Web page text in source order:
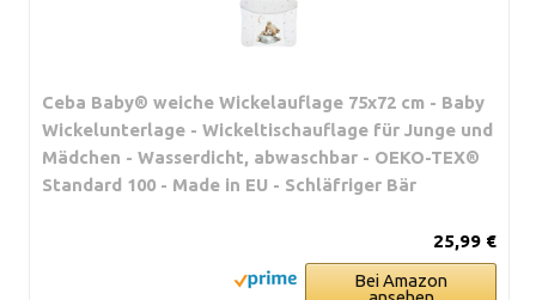
Ceba Baby® weiche Wickelauflage 75x72 cm - Baby
Wickelunterlage - Wickeltischauflage für Junge und
Mädchen - Wasserdicht, abwaschbar - OEKO-TEX®
Standard 100 - Made in EU - Schläfriger Bär
25,99 €
Bei Amazon